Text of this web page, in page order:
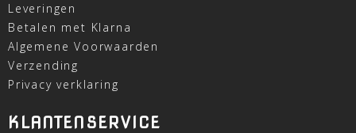
Leveringen
Betalen met Klarna
Algemene Voorwaarden
Verzending
Privacy verklaring
KLANTENSERVICE